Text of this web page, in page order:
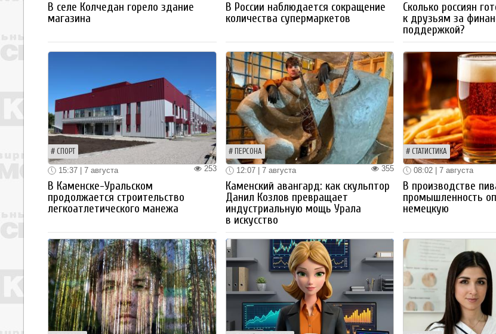
В селе Колчедан горело здание
магазина
В России наблюдается сокращение
количества супермаркетов
Сколько россиян
к друзьям за
поддержкой?
СПОРТ
253
15:37 | 7 августа
В Каменске-Уральском
продолжается строительство
легкоатлетического манежа
ПЕРСОНА
355
12:07 | 7 августа
Каменский авангард: как скульптор
Данил Козлов превращает
индустриальную мощь Урала
в искусство
СТАТИСТИКА
08:02 | 7 августа
В производстве
промышленность
немецкую